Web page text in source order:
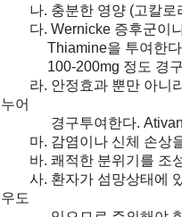
나. 충분한 영양 (고칼로
다. Wernicke 증후군이나
Thiamine을 투여한다. 입
100-200mg 정도 경구
라. 안정효과 뿐만 아니라
누어
경구투여한다. Ativan
마. 감염이나 신체 손상
바. 쾌적한 분위기를 조
사. 환자가 섬망상태에 있
우도